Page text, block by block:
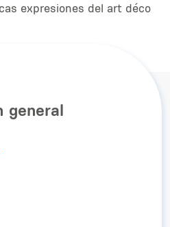
expresiones del art déco
general